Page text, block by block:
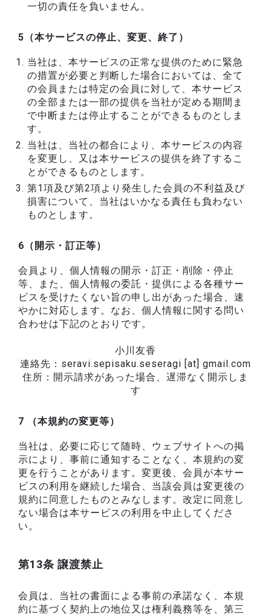
一切の責任を負いません。
5（本サービスの停止、変更、終了）
当社は、本サービスの正常な提供のために緊急
の措置が必要と判断した場合においては、全て
の会員または特定の会員に対して、本サービス
の全部または一部の提供を当社が定める期間ま
で中断または停止することができるものとしま
す。
当社は、当社の都合により、本サービスの内容
を変更し、又は本サービスの提供を終了するこ
とができるものとします。
第1項及び第2項より発生した会員の不利益及び
損害について、当社はいかなる責任も負わない
ものとします。
6（開示・訂正等）
会員より、個人情報の開示・訂正・削除・停止
等、また、個人情報の委託・提供による各種サー
ビスを受けたくない旨の申し出があった場合、速
やかに対応します。なお、個人情報に関する問い
合わせは下記のとおりです。
小川友香
連絡先：seravi.sepisaku.seseragi [at] gmail.com
住所：開示請求があった場合、遅滞なく開示しま
す
7 （本規約の変更等）
当社は、必要に応じて随時、ウェブサイトへの掲
示により、事前に通知することなく、本規約の変
更を行うことがあります。変更後、会員が本サー
ビスの利用を継続した場合、当該会員は変更後の
規約に同意したものとみなします。改定に同意し
ない場合は本サービスの利用を中止してくださ
い。
第13条 譲渡禁止
会員は、当社の書面による事前の承諾なく、本規
約に基づく契約上の地位又は権利義務等を、第三